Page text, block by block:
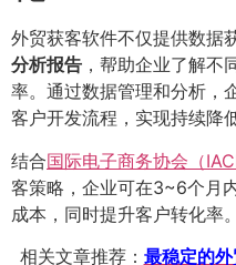
外贸获客软件不仅提供数据
分析报告 ，帮助企业了解不
率。通过数据管理和分析，
客户开发流程，实现持续降
结合国际电子商务协会（
客策略，企业可在3~6个月
成本，同时提升客户转化率。
相关文章推荐： 最稳定的